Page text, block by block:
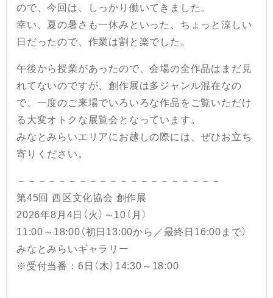
ので、今回は、しっかり働いてきました。
幸い、夏の暑さも一休みといった、ちょっと涼しい
日だったので、作業は割と楽でした。
午後から授業があったので、会場の全作品はまだ見
れてないのですが、創作展は多ジャンル混在なの
で、一度のご来場でいろいろな作品をご覧いただけ
る大変オトクな展覧会となっています。
みなとみらいエリアにお越しの際には、ぜひお立ち
寄りください。
－－－－－－－－－－－－－－－－－－－－
第45回 西区文化協会 創作展
2026年8月4日（火）～10（月）
11:00～18:00（初日13:00から／最終日16:00まで）
みなとみらいギャラリー
※受付当番：6日（木）14:30～18:00